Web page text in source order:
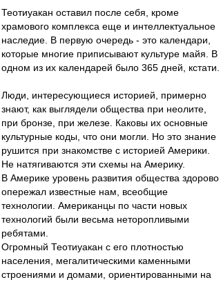
Теотиуакан оставил после себя, кроме
храмового комплекса еще и интеллектуальное
наследие. В первую очередь - это календари,
которые многие приписывают культуре майя. В
одном из их календарей было 365 дней, кстати.
Люди, интересующиеся историей, примерно
знают, как выглядели общества при неолите,
при бронзе, при железе. Каковы их основные
культурные коды, что они могли. Но это знание
рушится при знакомстве с историей Америки.
Не натягиваются эти схемы на Америку.
В Америке уровень развития общества здорово
опережал известные нам, всеобщие
технологии. Американцы по части новых
технологий были весьма неторопливыми
ребятами.
Огромный Теотиуакан с его плотностью
населения, мегалитическими каменными
строениями и домами, ориентированными на